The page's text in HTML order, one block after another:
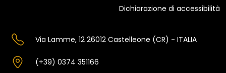
Dichiarazione di accessibilità
Via Lamme, 12 26012 Castelleone (CR) - ITALIA
(+39) 0374 351166